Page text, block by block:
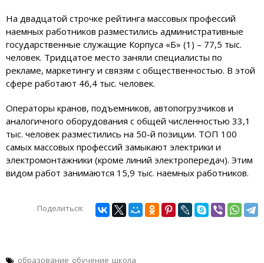
На двадцатой строчке рейтинга массовых профессий
наемных работников разместились административные
государственные служащие Корпуса «Б» (1) – 77,5 тыс.
человек. Тридцатое место заняли специалисты по
рекламе, маркетингу и связям с общественностью. В этой
сфере работают 46,4 тыс. человек.
Операторы кранов, подъемников, автопогрузчиков и
аналогичного оборудования с общей численностью 33,1
тыс. человек разместились на 50-й позиции. ТОП 100
самых массовых профессий замыкают электрики и
электромонтажники (кроме линий электропередач). Этим
видом работ занимаются 15,9 тыс. наемных работников.
Поделиться:
образование обучение школа